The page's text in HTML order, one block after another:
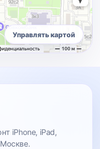
Управлять картой
iPhone, iPad,